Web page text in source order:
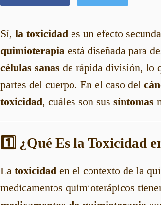
Sí, la toxicidad es un efecto
quimioterapia está diseñada para
células sanas de rápida división, lo
partes del cuerpo. En el caso del
toxicidad, cuáles son sus síntomas
1️⃣ ¿Qué Es la Toxicidad
La toxicidad en el contexto de la
medicamentos quimioterápicos